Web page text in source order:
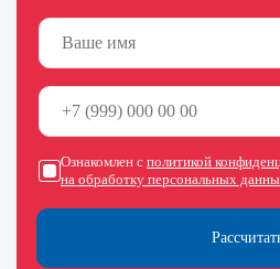
Ознакомлен с политикой
на обработку персональных